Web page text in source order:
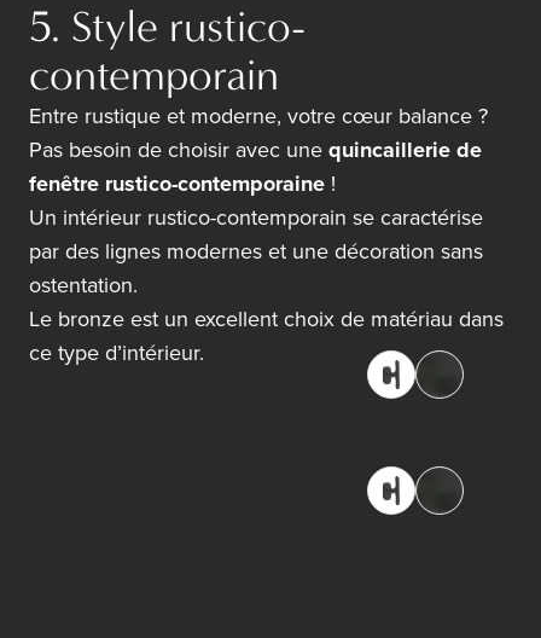
5. Style rustico-
contemporain
Entre rustique et moderne, votre cœur balance ?
Pas besoin de choisir avec unequincaillerie de
fenêtre rustico-contemporaine !
Un intérieur rustico-contemporain se caractérise
par des lignes modernes et une décoration sans
ostentation.
Le bronze est un excellent choix de matériau dans
ce type d’intérieur.